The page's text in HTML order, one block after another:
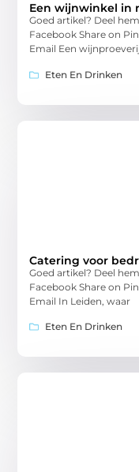
Een wijnwinkel in
Goed artikel? Deel
Facebook Share on
Email Een
Eten En Drinken
Catering voor
Goed artikel? Deel
Facebook Share on
Email In Leiden, waar
Eten En Drinken